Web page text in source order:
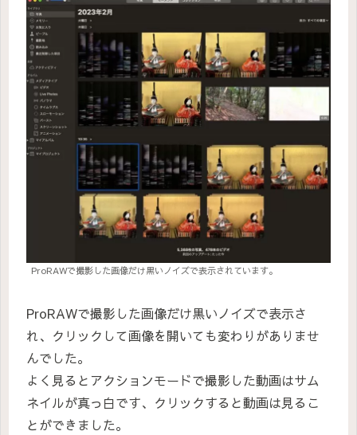
ProRAWで撮影した画像だけ黒いノイズで表示されています。
ProRAWで撮影した画像だけ黒いノイズで表示さ
れ、クリックして画像を開いても変わりがありませ
んでした。
よく見るとアクションモードで撮影した動画はサム
ネイルが真っ白です、クリックすると動画は見るこ
とができました。